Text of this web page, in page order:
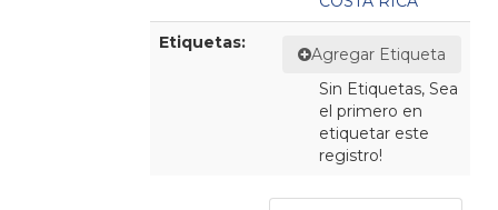
Etiquetas:
Agregar Etiqueta
Sin Etiquetas, Sea
el primero en
etiquetar este
registro!